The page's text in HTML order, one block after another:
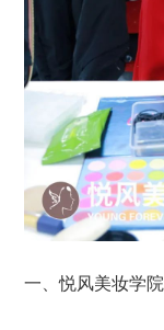
一、悦风美妆学院